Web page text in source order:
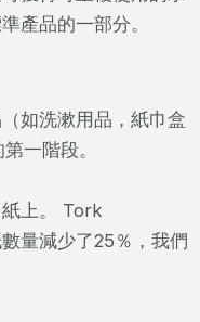
產品的一部分。
如洗漱用品，紙巾盒
一階段。
上。 Tork
量減少了25％，我們